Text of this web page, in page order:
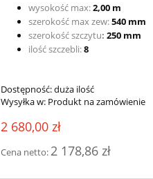
wysokość max:2,00 m
szerokość max zew:540 mm
szerokość szczytu: 250 mm
ilość szczebli:8
Dostępność:duża ilość
Wysyłka w: Produkt na zamówienie
2 680,00 zł
Cena netto: 2 178,86 zł